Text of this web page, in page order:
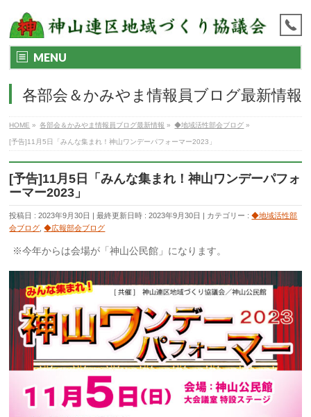
MENU
各部会＆かみやま情報員ブログ最新情報
HOME » 各部会＆かみやま情報員ブログ最新情報 » ◆地域活性部会ブログ »
[予告]11月5日「みんな集まれ！神山ワンデーパフォーマー2023」
[予告]11月5日「みんな集まれ！神山ワンデーパフォ
ーマー2023」
投稿日 : 2023年9月30日 最終更新日時 : 2023年9月30日 カテゴリー :◆地域活性部
会ブログ ,◆広報部会ブログ
※今年からは会場が「神山公民館」になります。